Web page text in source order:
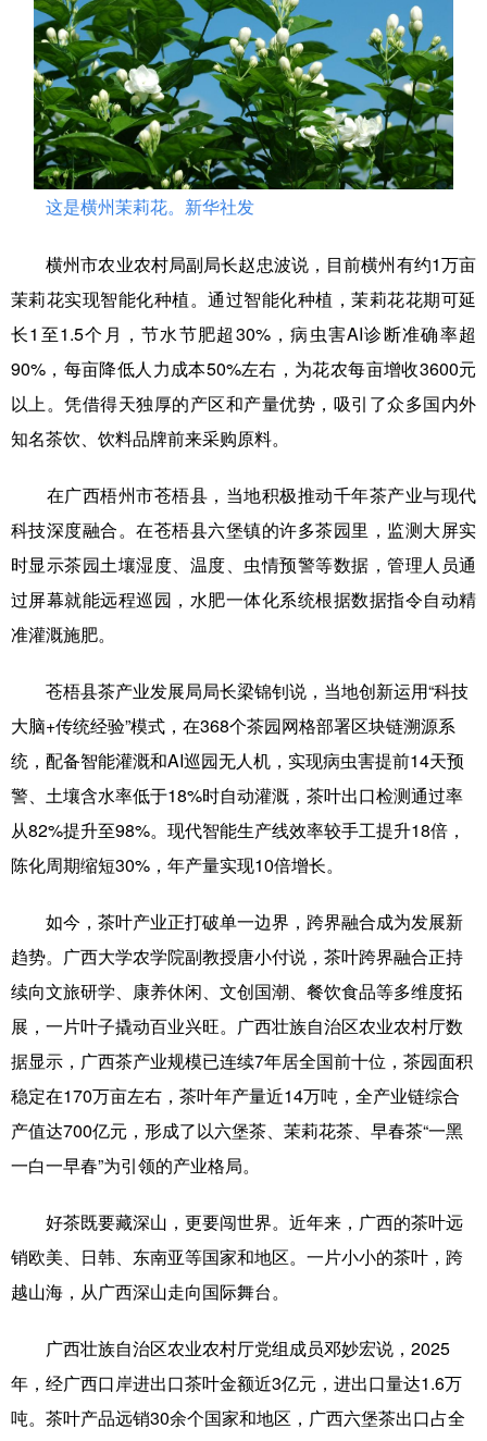
Deutsch Português
这是横州茉莉花。新华社发
横州市农业农村局副局长赵忠波说，目前横州有约1万亩
茉莉花实现智能化种植。通过智能化种植，茉莉花花期可延
长1至1.5个月，节水节肥超30%，病虫害AI诊断准确率超
90%，每亩降低人力成本50%左右，为花农每亩增收3600元
以上。凭借得天独厚的产区和产量优势，吸引了众多国内外
知名茶饮、饮料品牌前来采购原料。
在广西梧州市苍梧县，当地积极推动千年茶产业与现代
科技深度融合。在苍梧县六堡镇的许多茶园里，监测大屏实
时显示茶园土壤湿度、温度、虫情预警等数据，管理人员通
过屏幕就能远程巡园，水肥一体化系统根据数据指令自动精
准灌溉施肥。
苍梧县茶产业发展局局长梁锦钊说，当地创新运用“科技
大脑+传统经验”模式，在368个茶园网格部署区块链溯源系
统，配备智能灌溉和AI巡园无人机，实现病虫害提前14天预
警、土壤含水率低于18%时自动灌溉，茶叶出口检测通过率
从82%提升至98%。现代智能生产线效率较手工提升18倍，
陈化周期缩短30%，年产量实现10倍增长。
如今，茶叶产业正打破单一边界，跨界融合成为发展新
趋势。广西大学农学院副教授唐小付说，茶叶跨界融合正持
续向文旅研学、康养休闲、文创国潮、餐饮食品等多维度拓
展，一片叶子撬动百业兴旺。广西壮族自治区农业农村厅数
据显示，广西茶产业规模已连续7年居全国前十位，茶园面积
稳定在170万亩左右，茶叶年产量近14万吨，全产业链综合
产值达700亿元，形成了以六堡茶、茉莉花茶、早春茶“一黑
一白一早春”为引领的产业格局。
好茶既要藏深山，更要闯世界。近年来，广西的茶叶远
销欧美、日韩、东南亚等国家和地区。一片小小的茶叶，跨
越山海，从广西深山走向国际舞台。
广西壮族自治区农业农村厅党组成员邓妙宏说，2025
年，经广西口岸进出口茶叶金额近3亿元，进出口量达1.6万
吨。茶叶产品远销30余个国家和地区，广西六堡茶出口占全